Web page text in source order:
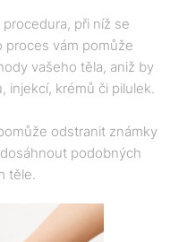
při níž se
proces vám pomůže
vašeho těla, aniž by
injekcí, krémů či pilulek.
odstranit známky
podobných
těle.